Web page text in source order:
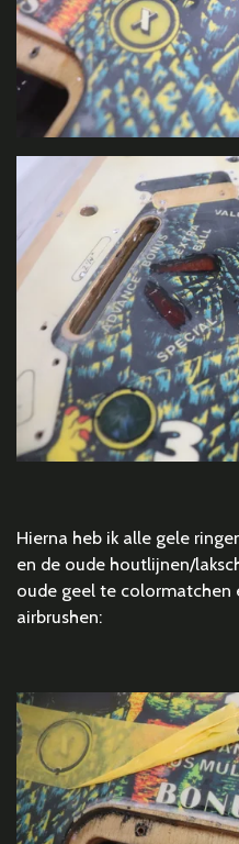
Hierna heb ik alle gele
en de oude houtlijnen/
oude geel te colormatchen
airbrushen: